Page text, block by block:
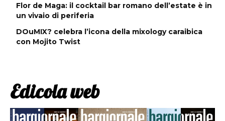
Flor de Maga: il cocktail bar romano dell’estate è in
un vivaio di periferia
DOuMIX? celebra l’icona della mixology caraibica
con Mojito Twist
Edicola web